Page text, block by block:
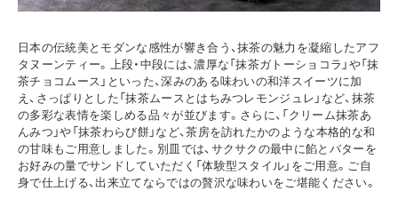
日本の伝統美とモダンな感性が響き合う、抹茶の魅力を凝縮したアフ
タヌーンティー。上段・中段には、濃厚な「抹茶ガトーショコラ」や「抹
茶チョコムース」といった、深みのある味わいの和洋スイーツに加
え、さっぱりとした「抹茶ムースとはちみつレモンジュレ」など、抹茶
の多彩な表情を楽しめる品々が並びます。さらに、「クリーム抹茶あ
んみつ」や「抹茶わらび餅」など、茶房を訪れたかのような本格的な和
の甘味もご用意しました。別皿では、サクサクの最中に餡とバターを
お好みの量でサンドしていただく「体験型スタイル」をご用意。ご自
身で仕上げる、出来立てならではの贅沢な味わいをご堪能ください。